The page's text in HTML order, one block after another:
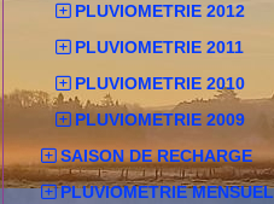
PLUVIOMETRIE 2012
PLUVIOMETRIE 2011
PLUVIOMETRIE 2010
PLUVIOMETRIE 2009
SAISON DE RECHARGE
PLUVIOMETRIE